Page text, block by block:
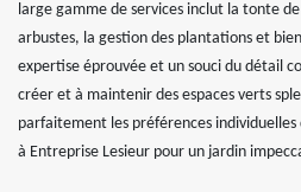
large gamme de services inclut la tonte
arbustes, la gestion des plantations et
expertise éprouvée et un souci du détail
créer et à maintenir des espaces verts
parfaitement les préférences individuelles
à Entreprise Lesieur pour un jardin